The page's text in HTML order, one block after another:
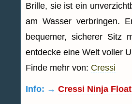
Brille, sie ist ein
am Wasser verbringen.
bequemer, sicherer Sitz
entdecke eine Welt voller
Finde mehr von: Cressi
Info: → Cressi Ninja